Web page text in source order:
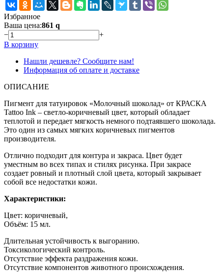
Избранное
Ваша цена:861 q
−
+
В корзину
Нашли дешевле? Сообщите нам!
Информация об оплате и доставке
ОПИСАНИЕ
Пигмент для татуировок «Молочный шоколад» от КРАСКА
Tattoo Ink – светло-коричневый цвет, который обладает
теплотой и передает мягкость немного подтаявшего шоколада.
Это один из самых мягких коричневых пигментов
производителя.
Отлично подходит для контура и закраса. Цвет будет
уместным во всех типах и стилях рисунка. При закрасе
создает ровный и плотный слой цвета, который закрывает
собой все недостатки кожи.
Характеристики:
Цвет: коричневый,
Объём: 15 мл.
Длительная устойчивость к выгоранию.
Токсикологический контроль.
Отсутствие эффекта раздражения кожи.
Отсутствие компонентов животного происхождения.